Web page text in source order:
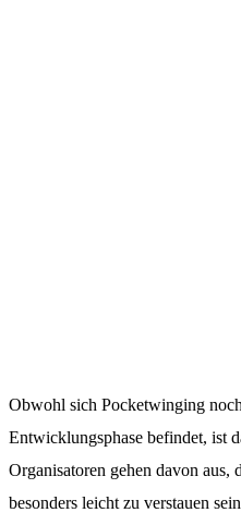
Obwohl sich Pocketwinging
Entwicklungsphase befindet, ist
Organisatoren gehen davon aus,
besonders leicht zu verstauen